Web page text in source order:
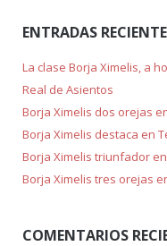
ENTRADAS
La clase Borja Ximelis, a
Real de Asientos
Borja Ximelis dos orejas
Borja Ximelis destaca en
Borja Ximelis triunfador
Borja Ximelis tres orejas
COMENTARIOS